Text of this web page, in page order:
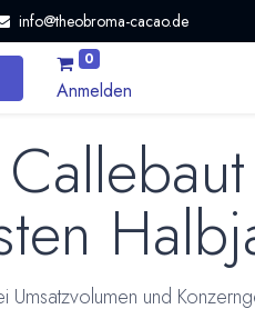
info@theobroma-cacao.de
0
Anmelden
Umsatzvolumen und